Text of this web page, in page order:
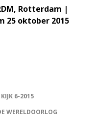
Rotterdam |
25 oktober 2015
KIJK 6-2015
WERELDOORLOG